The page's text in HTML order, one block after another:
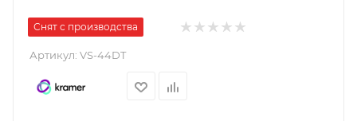
Снят с производства
Артикул: VS-44DT